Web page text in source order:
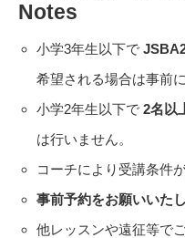
Notes
小学3年生以下で
希望される場合は事前
小学2年生以下で 2名以
は行いません。
コーチにより受講条件
事前予約をお願いいたし
他レッスンや遠征等で